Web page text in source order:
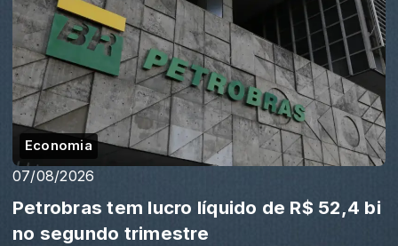
Economia
07/08/2026
Petrobras tem lucro líquido de R$ 52,4 bi
no segundo trimestre